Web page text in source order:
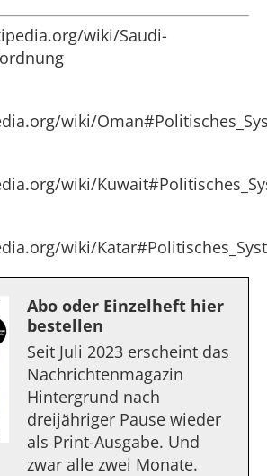
wiki/Saudi-
wiki/
wiki/
wiki/
Abo oder Einzelheft hier
bestellen
Seit Juli 2023 erscheint das
Nachrichtenmagazin
Hintergrund nach
dreijähriger Pause wieder
als Print-Ausgabe. Und
zwar alle zwei Monate.